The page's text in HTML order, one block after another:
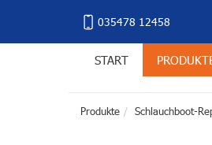
035478 12458
START
Produkte Schlauchboot-